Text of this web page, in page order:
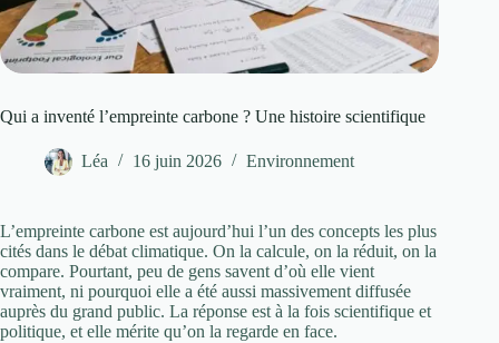
Qui a inventé l’empreinte carbone ? Une histoire scientifique
Léa 16 juin 2026 Environnement
L’empreinte carbone est aujourd’hui l’un des concepts les plus
cités dans le débat climatique. On la calcule, on la réduit, on la
compare. Pourtant, peu de gens savent d’où elle vient
vraiment, ni pourquoi elle a été aussi massivement diffusée
auprès du grand public. La réponse est à la fois scientifique et
politique, et elle mérite qu’on la regarde en face.